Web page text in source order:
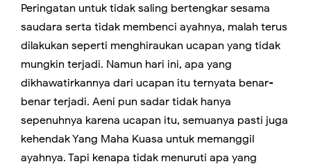
Peringatan untuk tidak saling bertengkar sesama
saudara serta tidak membenci ayahnya, malah terus
dilakukan seperti menghiraukan ucapan yang tidak
mungkin terjadi. Namun hari ini, apa yang
dikhawatirkannya dari ucapan itu ternyata benar-
benar terjadi. Aeni pun sadar tidak hanya
sepenuhnya karena ucapan itu, semuanya pasti juga
kehendak Yang Maha Kuasa untuk memanggil
ayahnya. Tapi kenapa tidak menuruti apa yang